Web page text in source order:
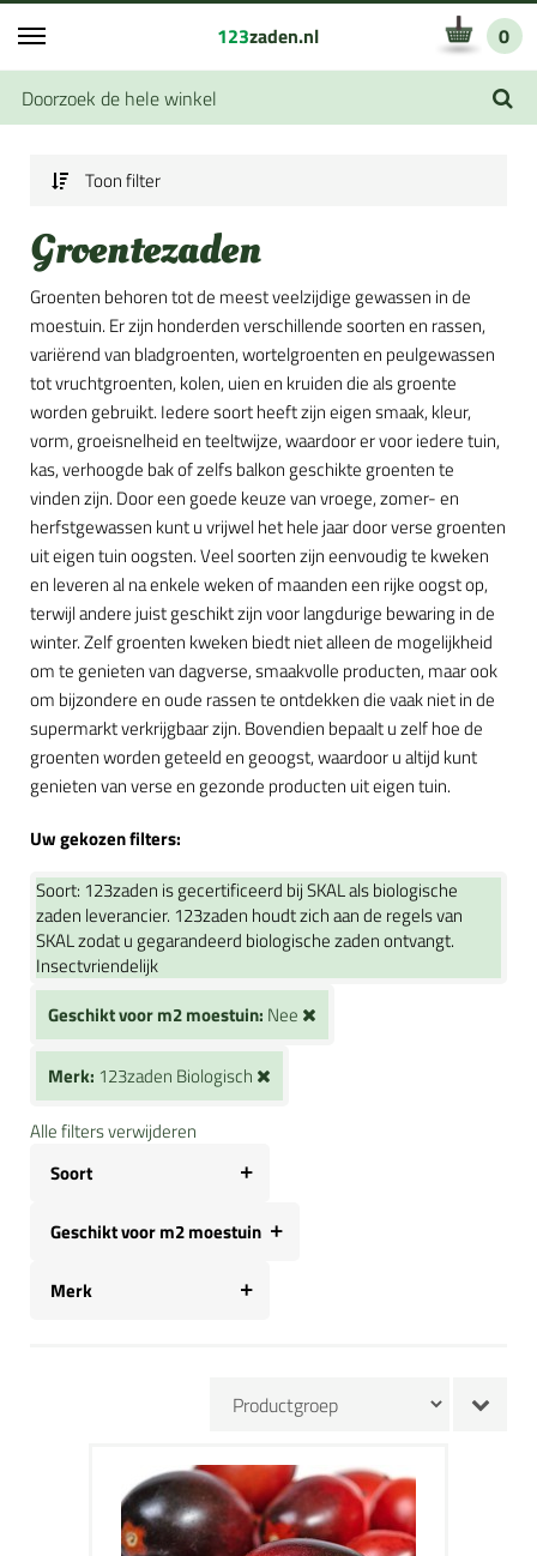
123zaden.nl 0
Toon filter
Groentezaden
Groenten behoren tot de meest veelzijdige gewassen in de
moestuin. Er zijn honderden verschillende soorten en rassen,
variërend van bladgroenten, wortelgroenten en peulgewassen
tot vruchtgroenten, kolen, uien en kruiden die als groente
worden gebruikt. Iedere soort heeft zijn eigen smaak, kleur,
vorm, groeisnelheid en teeltwijze, waardoor er voor iedere tuin,
kas, verhoogde bak of zelfs balkon geschikte groenten te
vinden zijn. Door een goede keuze van vroege, zomer- en
herfstgewassen kunt u vrijwel het hele jaar door verse groenten
uit eigen tuin oogsten. Veel soorten zijn eenvoudig te kweken
en leveren al na enkele weken of maanden een rijke oogst op,
terwijl andere juist geschikt zijn voor langdurige bewaring in de
winter. Zelf groenten kweken biedt niet alleen de mogelijkheid
om te genieten van dagverse, smaakvolle producten, maar ook
om bijzondere en oude rassen te ontdekken die vaak niet in de
supermarkt verkrijgbaar zijn. Bovendien bepaalt u zelf hoe de
groenten worden geteeld en geoogst, waardoor u altijd kunt
genieten van verse en gezonde producten uit eigen tuin.
Uw gekozen filters:
Soort: 123zaden is gecertificeerd bij SKAL als biologische
zaden leverancier. 123zaden houdt zich aan de regels van
SKAL zodat u gegarandeerd biologische zaden ontvangt.
Insectvriendelijk
Geschikt voor m2 moestuin: Nee
Merk: 123zaden Biologisch
Alle filters verwijderen
Soort
Geschikt voor m2 moestuin
Merk